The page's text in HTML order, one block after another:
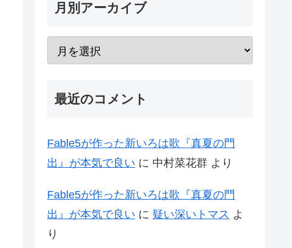
月別アーカイブ
最近のコメント
Fable5が作った新いろは歌『真夏の門
出』が本気で良い に 中村菜花群 より
Fable5が作った新いろは歌『真夏の門
出』が本気で良い に 疑い深いトマス よ
り